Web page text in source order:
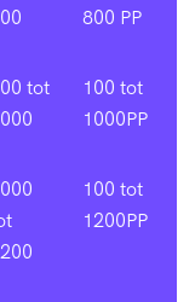
tot
800 PP
100 tot
1000PP
100 tot
1200PP